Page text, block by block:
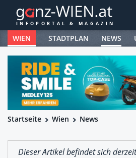
WIEN STADTPLAN NEWS
Startseite Wien News
Dieser Artikel befindet sich